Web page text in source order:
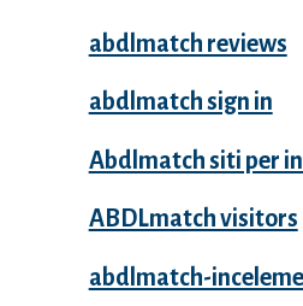
abdlmatch reviews
abdlmatch sign in
Abdlmatch siti per
ABDLmatch visitors
abdlmatch-